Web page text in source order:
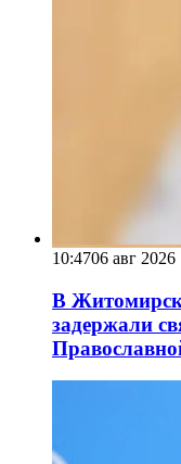
10:4706 авг 2026
В
задержали